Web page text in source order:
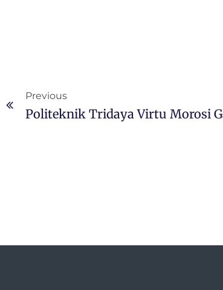
Previous